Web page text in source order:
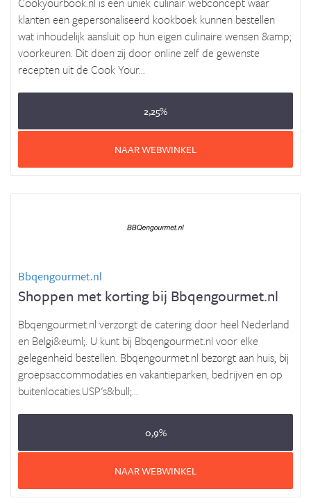
klanten een gepersonaliseerd kookboek kunnen bestellen
wat inhoudelijk aansluit op hun eigen culinaire wensen &amp;
voorkeuren. Dit doen zij door online zelf de gewenste
recepten uit de Cook Your...
2,25%
NAAR WEBWINKEL
Bbqengourmet.nl
Shoppen met korting bij Bbqengourmet.nl
Bbqengourmet.nl verzorgt de catering door heel Nederland
en Belgi&euml;. U kunt bij Bbqengourmet.nl voor elke
gelegenheid bestellen. Bbqengourmet.nl bezorgt aan huis, bij
groepsaccommodaties en vakantieparken, bedrijven en op
buitenlocaties.USP's&bull;...
0,9%
NAAR WEBWINKEL